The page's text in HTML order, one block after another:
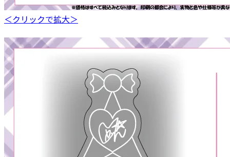
＜クリックで拡大＞